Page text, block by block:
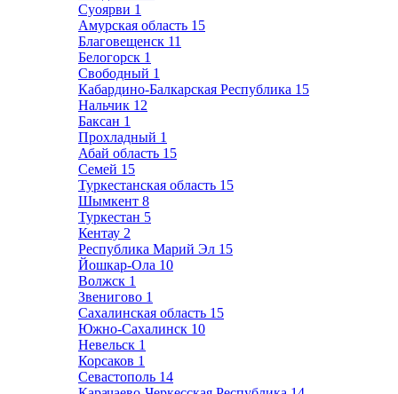
Суоярви 1
Амурская область 15
Благовещенск 11
Белогорск 1
Свободный 1
Кабардино-Балкарская Республика 15
Нальчик 12
Баксан 1
Прохладный 1
Абай область 15
Семей 15
Туркестанская область 15
Шымкент 8
Туркестан 5
Кентау 2
Республика Марий Эл 15
Йошкар-Ола 10
Волжск 1
Звенигово 1
Сахалинская область 15
Южно-Сахалинск 10
Невельск 1
Корсаков 1
Севастополь 14